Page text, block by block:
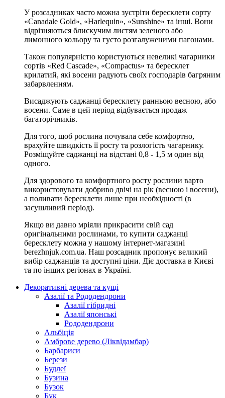
У розсадниках часто можна зустріти бересклети сорту
«Canadale Gold», «Harlequin», «Sunshine» та інші. Вони
відрізняються блискучим листям зеленого або
лимонного кольору та густо розгалуженими пагонами.
Також популярністю користуються невеликі чагарники
сортів «Red Cascade», «Compactus» та бересклет
крилатий, які восени радують своїх господарів багряним
забарвленням.
Висаджують саджанці бересклету ранньою весною, або
восени. Саме в цей період відбувається продаж
багаторічників.
Для того, щоб рослина почувала себе комфортно,
врахуйте швидкість її росту та розлогість чагарнику.
Розміщуйте саджанці на відстані 0,8 - 1,5 м один від
одного.
Для здорового та комфортного росту рослини варто
використовувати добриво двічі на рік (весною і восени),
а поливати бересклети лише при необхідності (в
засушливий період).
Якщо ви давно мріяли прикрасити свій сад
оригінальними рослинами, то купити саджанці
бересклету можна у нашому інтернет-магазині
berezhnjuk.com.ua. Наш розсадник пропонує великий
вибір саджанців та доступні ціни. Діє доставка в Києві
та по інших регіонах в Україні.
Декоративні дерева та кущі
Азалії та Рододендрони
Азалії гібридні
Азалії японські
Рододендрони
Альбіція
Амброве дерево (Ліквідамбар)
Барбариси
Берези
Будлеї
Бузина
Бузок
Бук